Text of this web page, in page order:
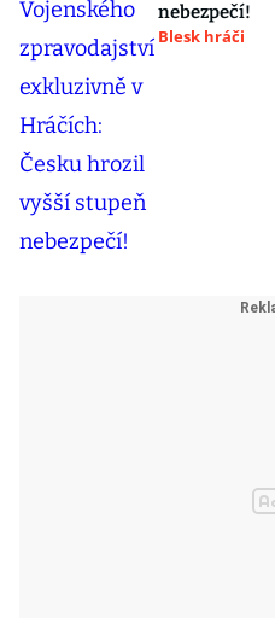
nebezpečí!
Blesk hráči